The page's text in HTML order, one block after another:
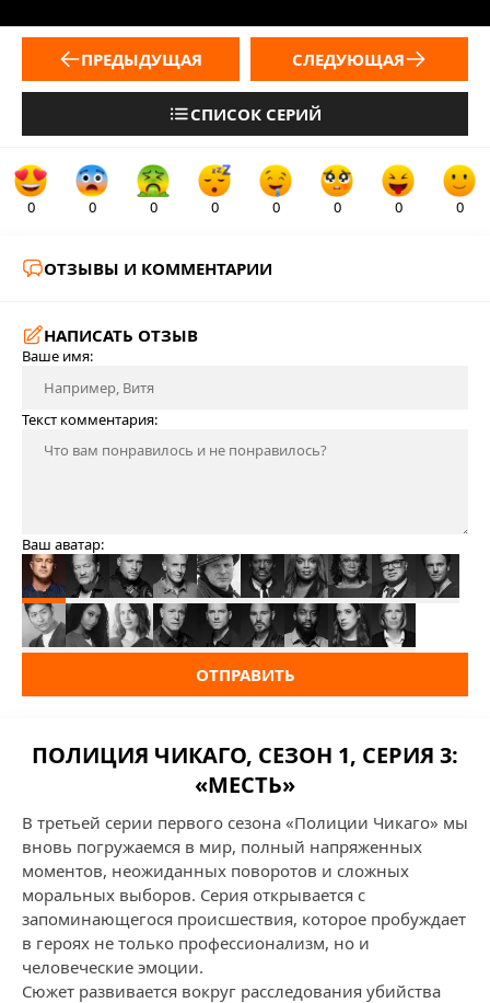
ПРЕДЫДУЩАЯ
СПИСОК СЕРИЙ
СЛЕДУЮЩАЯ
0 0 0 0 0 0 0 0
ОТЗЫВЫ И КОММЕНТАРИИ
НАПИСАТЬ ОТЗЫВ
Ваше имя:
Текст комментария:
Ваш аватар:
ОТПРАВИТЬ
ПОЛИЦИЯ ЧИКАГО, СЕЗОН 1, СЕРИЯ 3:
«МЕСТЬ»
В третьей серии первого сезона «Полиции Чикаго» мы
вновь погружаемся в мир, полный напряженных
моментов, неожиданных поворотов и сложных
моральных выборов. Серия открывается с
запоминающегося происшествия, которое пробуждает
в героях не только профессионализм, но и
человеческие эмоции.
Сюжет развивается вокруг расследования убийства